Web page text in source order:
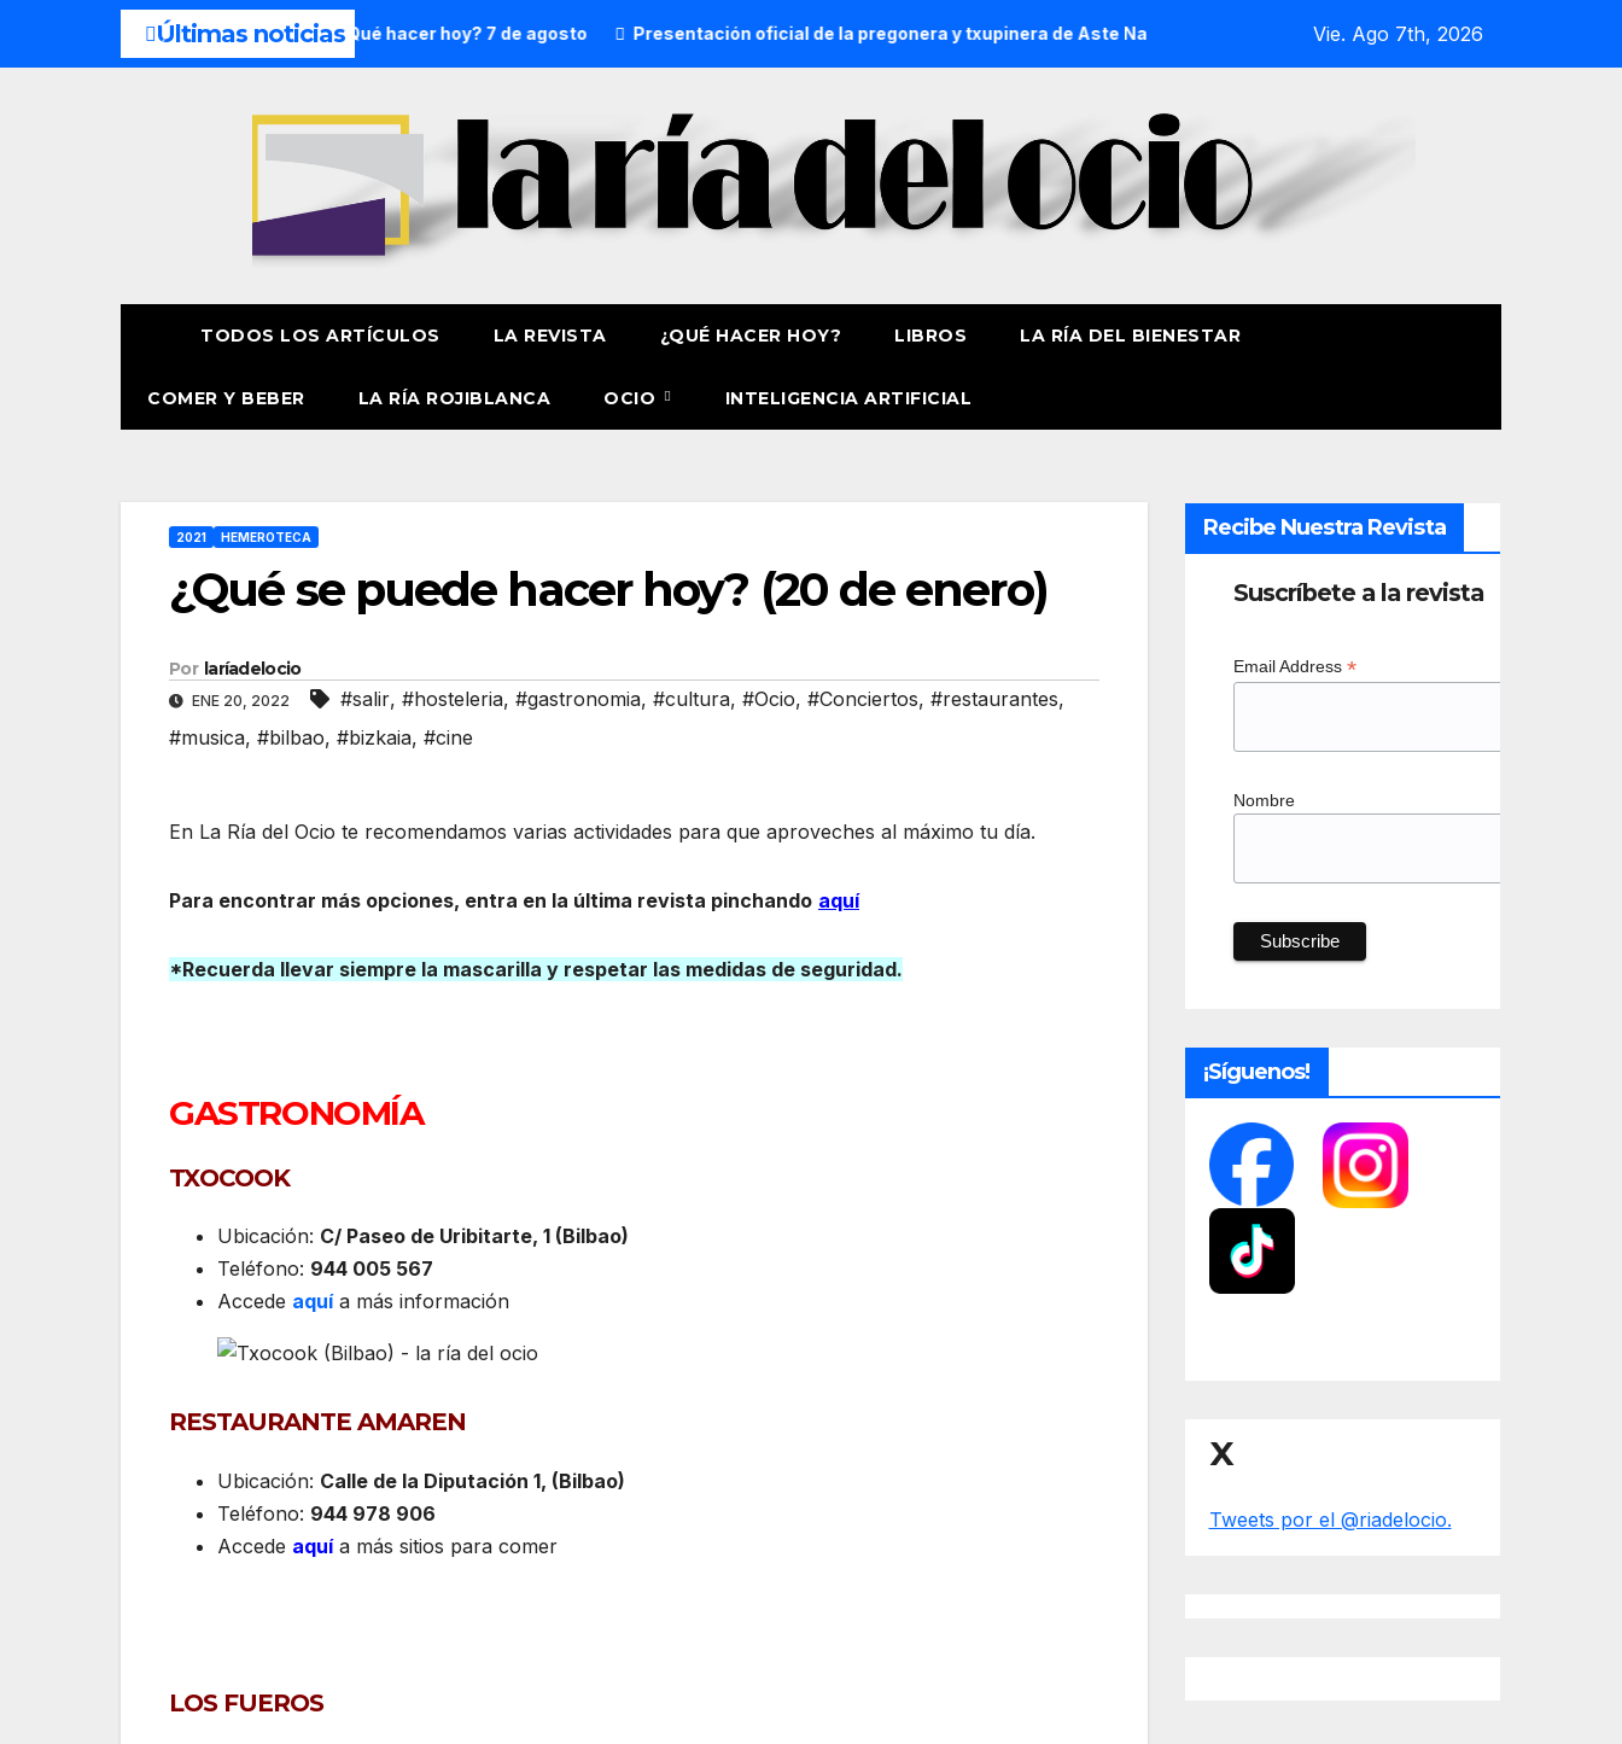
Últimas noticias
semana: 8 y 9 de agosto ¿Qué hacer hoy? 7 de agosto Presentación oficial de la pregonera y txupinera de Aste Nagusia 2026 La Procesión Náutica de la Amatxu de
Vie. Ago 7th, 2026
TODOS LOS ARTÍCULOS LA REVISTA ¿QUÉ HACER HOY? LIBROS LA RÍA DEL BIENESTAR
COMER Y BEBER LA RÍA ROJIBLANCA OCIO INTELIGENCIA ARTIFICIAL
2021 HEMEROTECA
¿Qué se puede hacer hoy? (20 de enero)
Por laríadelocio
ENE 20, 2022 #salir, #hosteleria, #gastronomia, #cultura, #Ocio, #Conciertos, #restaurantes,
#musica, #bilbao, #bizkaia, #cine
En La Ría del Ocio te recomendamos varias actividades para que aproveches al máximo tu día.
Para encontrar más opciones, entra en la última revista pinchando aquí
*Recuerda llevar siempre la mascarilla y respetar las medidas de seguridad.
GASTRONOMÍA
TXOCOOK
Ubicación: C/ Paseo de Uribitarte, 1 (Bilbao)
Teléfono: 944 005 567
Accede aquí a más información
RESTAURANTE AMAREN
Ubicación: Calle de la Diputación 1, (Bilbao)
Teléfono: 944 978 906
Accede aquí a más sitios para comer
LOS FUEROS
Recibe Nuestra Revista
Suscríbete a la revista
Email Address *
Nombre
¡Síguenos!
X
Tweets por el @riadelocio.